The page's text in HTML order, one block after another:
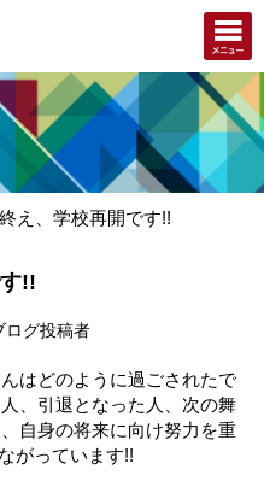
え、学校再開です!!
!!
ログ投稿者
はどのように過ごされたで
、引退となった人、次の舞
自身の将来に向け努力を重
がっています!!